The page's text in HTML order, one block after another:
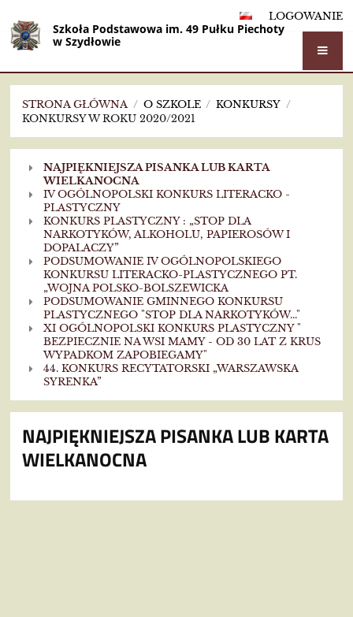
LOGOWANIE
Szkoła Podstawowa im. 49 Pułku Piechoty
w Szydłowie
STRONA GŁÓWNA / O SZKOLE / KONKURSY /
KONKURSY W ROKU 2020/2021
Konkursy
roku
2020/2021
NAJPIĘKNIEJSZA PISANKA LUB KARTA
WIELKANOCNA
IV OGÓLNOPOLSKI KONKURS LITERACKO -
PLASTYCZNY
KONKURS PLASTYCZNY : „STOP DLA
NARKOTYKÓW, ALKOHOLU, PAPIEROSÓW I
DOPALACZY”
PODSUMOWANIE IV OGÓLNOPOLSKIEGO
KONKURSU LITERACKO-PLASTYCZNEGO PT.
„WOJNA POLSKO-BOLSZEWICKA
PODSUMOWANIE GMINNEGO KONKURSU
PLASTYCZNEGO "STOP DLA NARKOTYKÓW..."
XI OGÓLNOPOLSKI KONKURS PLASTYCZNY "
BEZPIECZNIE NA WSI MAMY - OD 30 LAT Z KRUS
WYPADKOM ZAPOBIEGAMY"
44. KONKURS RECYTATORSKI „WARSZAWSKA
SYRENKA”
NAJPIĘKNIEJSZA PISANKA LUB KARTA
WIELKANOCNA